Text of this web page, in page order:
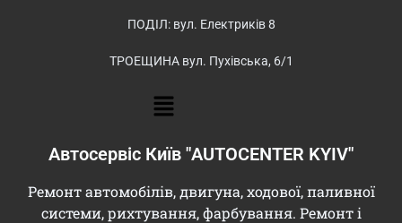
ПОДІЛ: вул. Електриків 8
ТРОЕЩИНА вул. Пухівська, 6/1
Автосервіс Київ "AUTOCENTER KYIV"
Ремонт автомобілів, двигуна, ходової, паливної
системи, рихтування, фарбування. Ремонт і